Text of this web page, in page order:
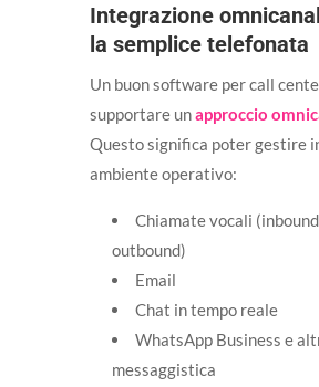
Integrazione
la semplice telefonata
Un buon software per call
supportare unapproccio
Questo significa poter gestire
ambiente operativo:
Chiamate vocali
outbound)
Email
Chat in tempo reale
WhatsApp Business e
messaggistica